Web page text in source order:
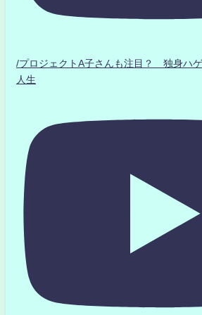
/プロジェクトA子さんも注目？ 独身ハ
人生